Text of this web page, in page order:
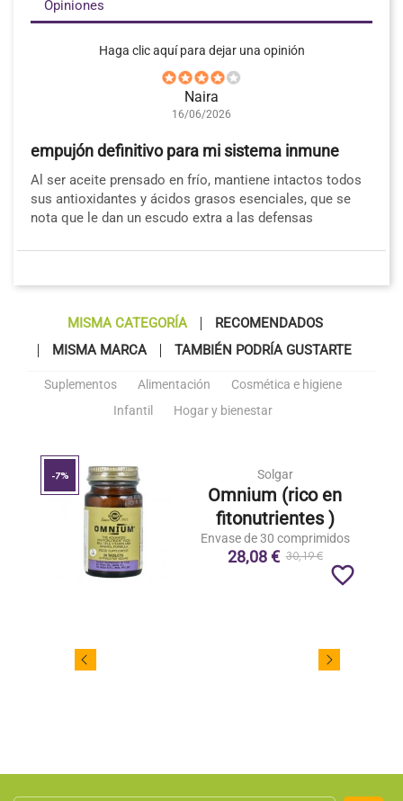
Opiniones
Haga clic aquí para dejar una opinión
Naira
16/06/2026
empujón definitivo para mi sistema inmune
Al ser aceite prensado en frío, mantiene intactos todos
sus antioxidantes y ácidos grasos esenciales, que se
nota que le dan un escudo extra a las defensas
MISMA CATEGORÍA
RECOMENDADOS
MISMA MARCA
TAMBIÉN PODRÍA GUSTARTE
Suplementos Alimentación
Cosmética e higiene
Infantil
Hogar y bienestar
-7% Solgar
Omnium (rico en
fitonutrientes )
Envase de 30 comprimidos
28,08 € 30,19 €
favorite_border